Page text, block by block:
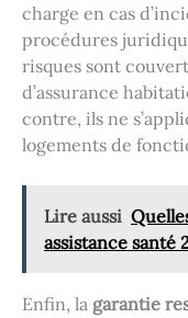
charge en cas
procédures
risques sont
d’assurance
contre, ils ne
logements de
Lire aussi
assistance santé
Enfin, la garantie